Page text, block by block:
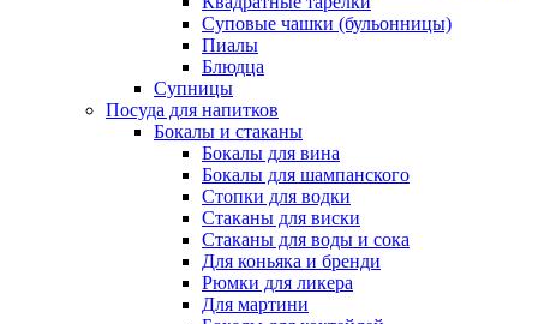
Суповые чашки (бульонницы)
Пиалы
Блюдца
Супницы
Посуда для напитков
Бокалы и стаканы
Бокалы для вина
Бокалы для шампанского
Стопки для водки
Стаканы для виски
Стаканы для воды и сока
Для коньяка и бренди
Рюмки для ликера
Для мартини